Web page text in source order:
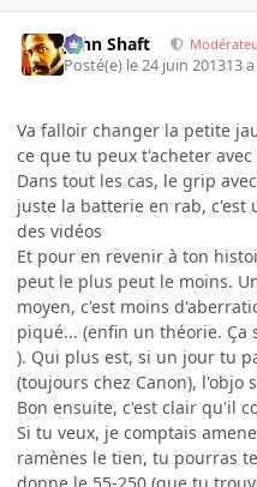
John Shaft
Posté(e) le 24 juin 201313 a
Va falloir changer la petite
ce que tu peux t'acheter
Dans tout les cas, le grip
juste la batterie en rab,
des vidéos
Et pour en revenir à ton
peut le plus peut le moins.
moyen, c'est moins
piqué... (enfin un théorie.
). Qui plus est, si un jour tu
(toujours chez Canon), l'objo
Bon ensuite, c'est clair qu'il
Si tu veux, je comptais
ramènes le tien, tu pourras